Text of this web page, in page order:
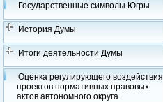
Государственные символы Югры
История Думы
Итоги деятельности Думы
Оценка регулирующего воздействия
проектов нормативных правовых
актов автономного округа